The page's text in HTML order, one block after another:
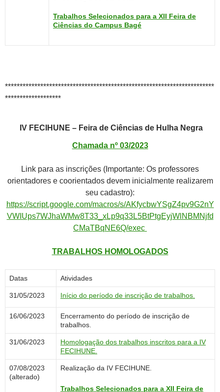
Trabalhos Selecionados para a XII Feira de
Ciências do Campus Bagé
***********************************************************************
*******************
IV FECIHUNE – Feira de Ciências de Hulha Negra
Chamada nº 03/2023
Link para as inscrições (Importante: Os professores
orientadores e coorientados devem inicialmente realizarem
seu cadastro):
https://script.google.com/macros/s/AKfycbwYSgZ4pv9G2nY
VWIUps7WJhaWMw8T33_xLp9q33L5BtPtgEyjWlNBMNjfd
CMaTBqNE6Q/exec
TRABALHOS HOMOLOGADOS
Datas Atividades
31/05/2023 Início do período de inscrição de trabalhos.
16/06/2023
Encerramento do período de inscrição de
trabalhos.
31/06/2023
Homologação dos trabalhos inscritos para a IV
FECIHUNE.
07/08/2023
(alterado)
Realização da IV FECIHUNE.
Trabalhos Selecionados para a XII Feira de